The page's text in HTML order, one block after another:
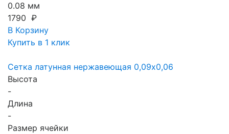
0.08 мм
1790 ₽
В Корзину
Купить в 1 клик
Сетка латунная нержавеющая 0,09x0,06
Высота
-
Длина
-
Размер ячейки